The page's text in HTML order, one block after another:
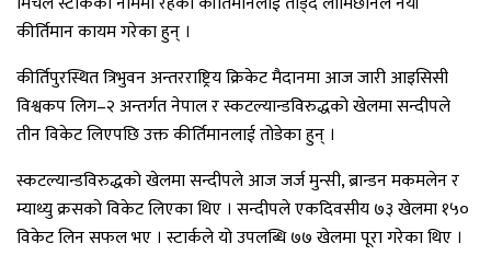
कीर्तिमान कायम गरेका हुन् ।
कीर्तिपुरस्थित त्रिभुवन अन्तरराष्ट्रिय क्रिकेट मैदानमा आज जारी आइसिसी
विश्वकप लिग–२ अन्तर्गत नेपाल र स्कटल्यान्डविरुद्धको खेलमा सन्दीपले
तीन विकेट लिएपछि उक्त कीर्तिमानलाई तोडेका हुन् ।
स्कटल्यान्डविरुद्धको खेलमा सन्दीपले आज जर्ज मुन्सी, ब्रान्डन मकमलेन र
म्याथ्यु क्रसको विकेट लिएका थिए । सन्दीपले एकदिवसीय ७३ खेलमा १५०
विकेट लिन सफल भए । स्टार्कले यो उपलब्धि ७७ खेलमा पूरा गरेका थिए ।